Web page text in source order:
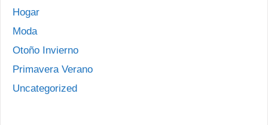
Hogar
Moda
Otoño Invierno
Primavera Verano
Uncategorized